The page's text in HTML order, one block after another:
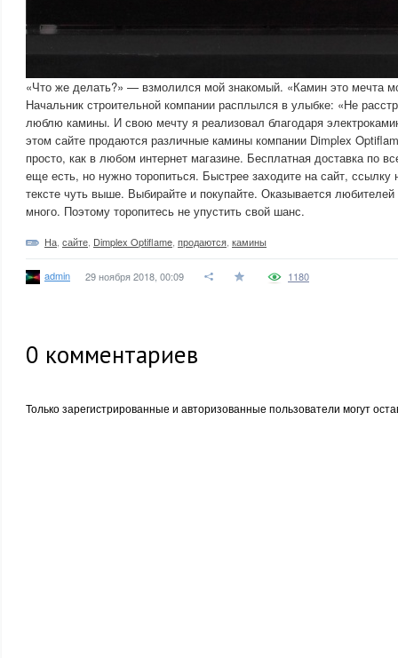
«Что же делать?» — взмолился мой знакомый. «Камин это мечта
Начальник строительной компании расплылся в улыбке: «Не
люблю камины. И свою мечту я реализовал благодаря
этом сайте продаются различные камины компании Dimplex
просто, как в любом интернет магазине. Бесплатная доставка по
еще есть, но нужно торопиться. Быстрее заходите на сайт, ссылку
тексте чуть выше. Выбирайте и покупайте. Оказывается
много. Поэтому торопитесь не упустить свой шанс.
На сайте Dimplex Optiflame продаются камины
admin 29 ноября 2018, 00:09 1180
0 комментариев
Только зарегистрированные и авторизованные пользователи могут